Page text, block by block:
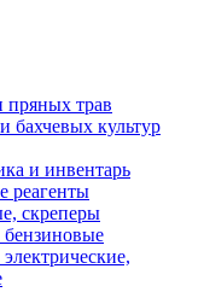
пряных трав
бахчевых культур
и инвентарь
реагенты
скреперы